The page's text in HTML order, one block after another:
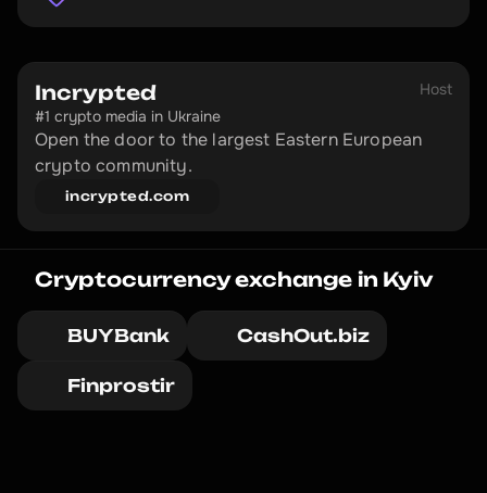
Host
Incrypted
#1 crypto media in Ukraine
Open the door to the largest Eastern European
crypto community.
incrypted.com
Cryptocurrency exchange in Kyiv
BUYBank CashOut.biz
Finprostir